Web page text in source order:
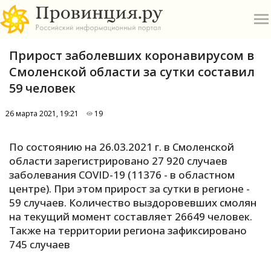
А
Б
В
П
Прирост заболевших коронавирусом в
Смоленской области за сутки составил
59 человек
26 марта 2021, 19:21 19
По состоянию на 26.03.2021 г. в Смоленской
области зарегистрировано 27 920 случаев
заболевания COVID-19 (11376 - в областном
центре). При этом прирост за сутки в регионе -
59 случаев. Количество выздоровевших смолян
на текущий момент составляет 26649 человек.
Также на территории региона зафиксировано
745 случаев